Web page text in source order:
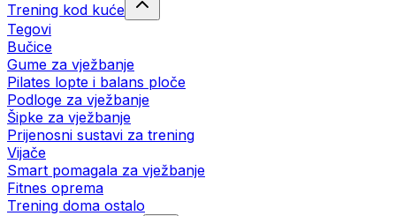
Trening kod kuće
Tegovi
Bučice
Gume za vježbanje
Pilates lopte i balans ploče
Podloge za vježbanje
Šipke za vježbanje
Prijenosni sustavi za trening
Vijače
Smart pomagala za vježbanje
Fitnes oprema
Trening doma ostalo